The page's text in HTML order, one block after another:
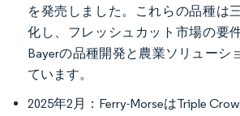
を発売しました。これらの品種は
化し、フレッシュカット市場の要
Bayerの品種開発と農業ソリューシ
ています。
2025年2月：Ferry-MorseはTriple